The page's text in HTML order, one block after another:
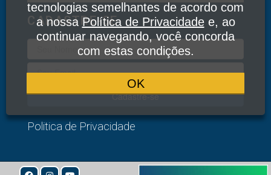
CADASTRE-SE
Cadastre-se
Politica de Privacidade
tecnologias semelhantes de acordo com
a nossaPolítica de Privacidadee, ao
continuar navegando, você concorda
com estas condições.
OK